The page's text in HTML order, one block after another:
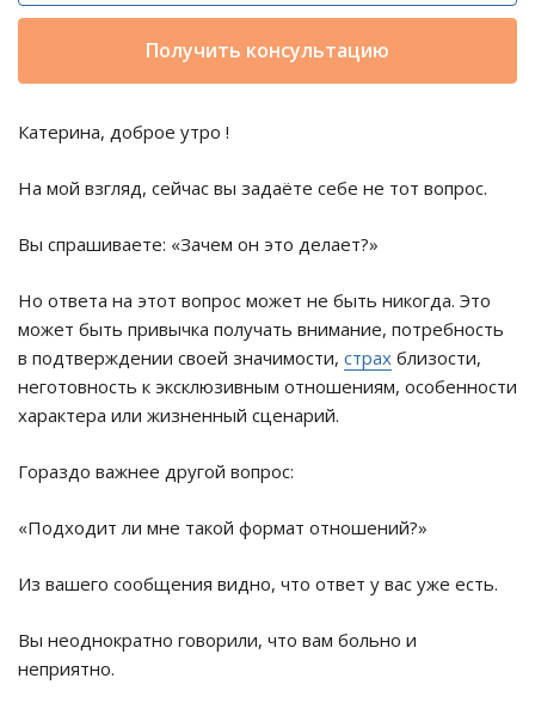
Получить консультацию
Катерина, доброе утро !
На мой взгляд, сейчас вы задаёте себе не тот вопрос.
Вы спрашиваете: «Зачем он это делает?»
Но ответа на этот вопрос может не быть никогда. Это
может быть привычка получать внимание, потребность
в подтверждении своей значимости, страх близости,
неготовность к эксклюзивным отношениям, особенности
характера или жизненный сценарий.
Гораздо важнее другой вопрос:
«Подходит ли мне такой формат отношений?»
Из вашего сообщения видно, что ответ у вас уже есть.
Вы неоднократно говорили, что вам больно и
неприятно.